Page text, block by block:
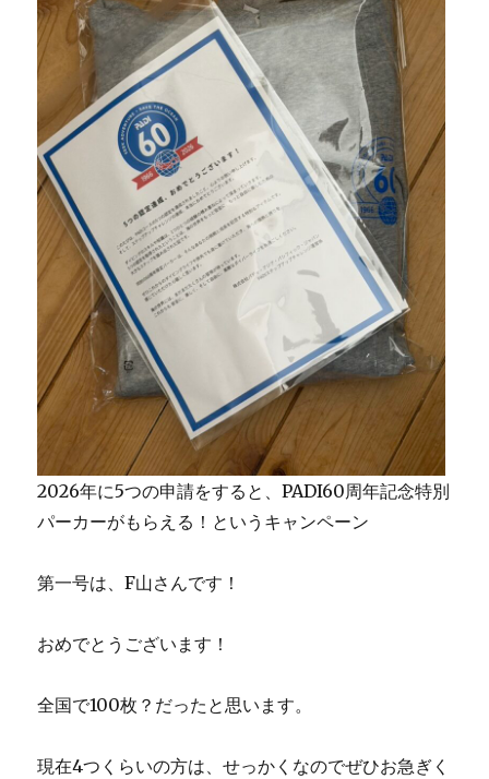
2026年に5つの申請をすると、PADI60周年記念特別
パーカーがもらえる！というキャンペーン
第一号は、F山さんです！
おめでとうございます！
全国で100枚？だったと思います。
現在4つくらいの方は、せっかくなのでぜひお急ぎく